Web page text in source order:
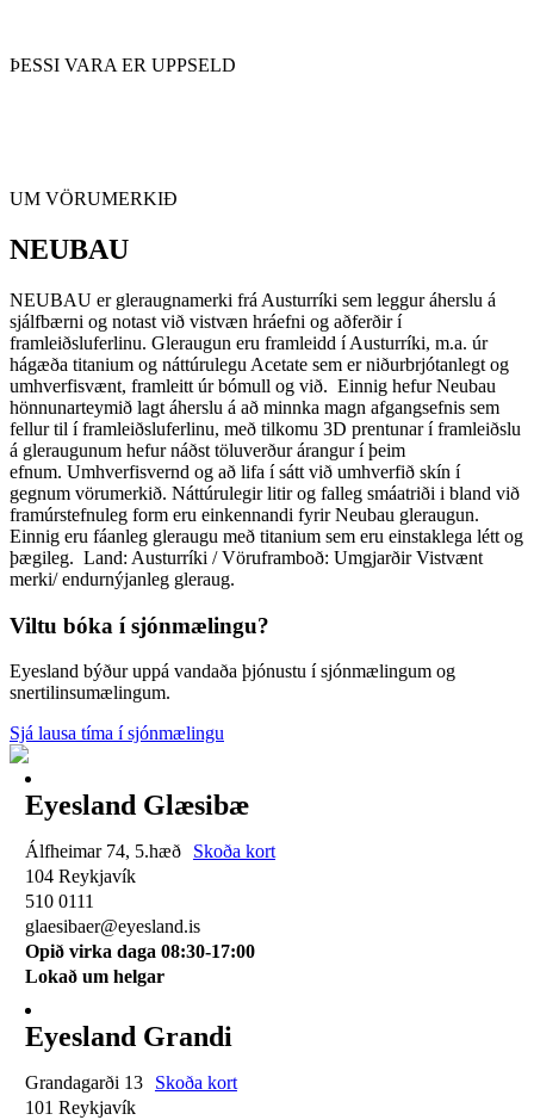
ÞESSI VARA ER UPPSELD
UM VÖRUMERKIÐ
NEUBAU
NEUBAU er gleraugnamerki frá Austurríki sem leggur áherslu á
sjálfbærni og notast við vistvæn hráefni og aðferðir í
framleiðsluferlinu. Gleraugun eru framleidd í Austurríki, m.a. úr
hágæða titanium og náttúrulegu Acetate sem er niðurbrjótanlegt og
umhverfisvænt, framleitt úr bómull og við. Einnig hefur Neubau
hönnunarteymið lagt áherslu á að minnka magn afgangsefnis sem
fellur til í framleiðsluferlinu, með tilkomu 3D prentunar í framleiðslu
á gleraugunum hefur náðst töluverður árangur í þeim
efnum. Umhverfisvernd og að lifa í sátt við umhverfið skín í
gegnum vörumerkið. Náttúrulegir litir og falleg smáatriði i bland við
framúrstefnuleg form eru einkennandi fyrir Neubau gleraugun.
Einnig eru fáanleg gleraugu með titanium sem eru einstaklega létt og
þægileg. Land: Austurríki / Vöruframboð: Umgjarðir Vistvænt
merki/ endurnýjanleg gleraug.
Viltu bóka í sjónmælingu?
Eyesland býður uppá vandaða þjónustu í sjónmælingum og
snertilinsumælingum.
Sjá lausa tíma í sjónmælingu
Eyesland Glæsibæ
Álfheimar 74, 5.hæð
Skoða kort
104 Reykjavík
510 0111
glaesibaer@eyesland.is
Opið virka daga 08:30-17:00
Lokað um helgar
Eyesland Grandi
Grandagarði 13
Skoða kort
101 Reykjavík